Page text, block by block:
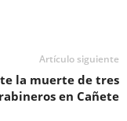
Artículo siguiente
la muerte de tres
en Cañete